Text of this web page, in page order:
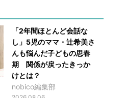
「2年間ほとんど会話な
し」5児のママ・辻希美さ
んも悩んだ子どもの思春
期 関係が戻ったきっか
けとは？
nobico編集部